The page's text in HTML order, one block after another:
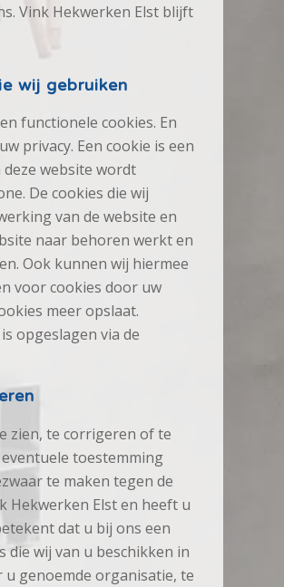
Vink Hekwerken Elst blijft
wij gebruiken
functionele cookies. En
privacy. Een cookie is een
website wordt
De cookies die wij
van de website en
naar behoren werkt en
Ook kunnen wij hiermee
voor cookies door uw
meer opslaat.
opgeslagen via de
zien, te corrigeren of te
toestemming
te maken tegen de
Hekwerken Elst en heeft u
dat u bij ons een
wij van u beschikken in
genoemde organisatie, te